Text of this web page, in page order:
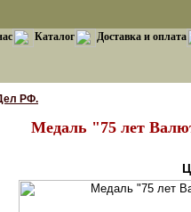
Каталог Доставка и оплата
РФ.
Медаль "75 лет